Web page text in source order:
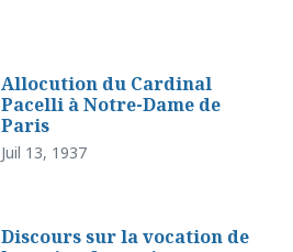
Allocution du Cardinal
Pacelli à Notre-Dame de
Paris
Juil 13, 1937
Discours sur la vocation de